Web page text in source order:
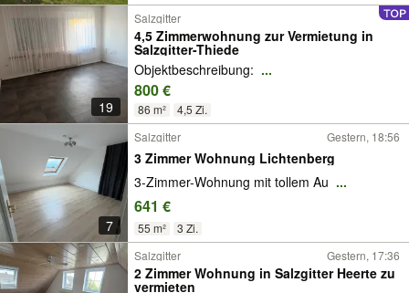
19
Salzgitter
4,5 Zimmerwohnung zur Vermietung in
Salzgitter-Thiede
Objektbeschreibung: ...
800 €
86 m² 4,5 Zi.
7
Salzgitter Gestern, 18:56
3 Zimmer Wohnung Lichtenberg
3-Zimmer-Wohnung mit tollem Au ...
641 €
55 m² 3 Zi.
Salzgitter Gestern, 17:36
2 Zimmer Wohnung in Salzgitter Heerte zu
vermieten